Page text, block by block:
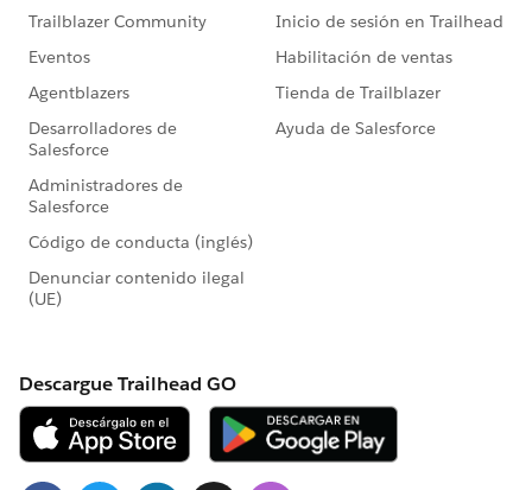
💡サイトのユーザーロール管理
Cloud管理者は、TCM を使用してテナント内の各サイ
実施することが可能です。
ている1人のユーザーに対して、各サイト毎にサイトロ
サイトAはExproler、サイトBはサイト管理者 Creator、
サイトCはViewerといった形でサイトを横断でユーザー
のロールの管理やを実施することが可能です。
また、ユーザーの追加や、削除もTCM上にて実施する
ことが可能です。
TCM上でユーザーを削除や追加した場合は、テナント